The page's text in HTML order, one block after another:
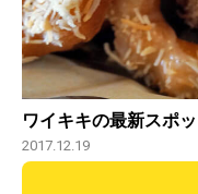
ワイキキの最新スポ
2017.12.19